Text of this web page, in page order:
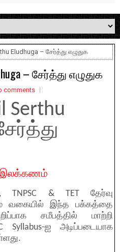
Eludhuga – சேர்த்து எழுதுக
– சேர்த்து எழுதுக
comments
Serthu
இலக்கணம்
TNPSC & TET தேர்வு
வகையில் இந்த பக்கத்தை
சமீபத்தில் மாற்றி
Syllabus-ஐ அடிப்படையாக